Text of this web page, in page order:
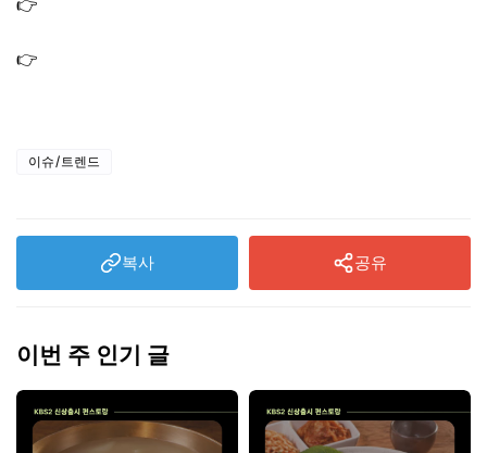
👉
👉
이슈/트렌드
복사 공유
이번 주 인기 글